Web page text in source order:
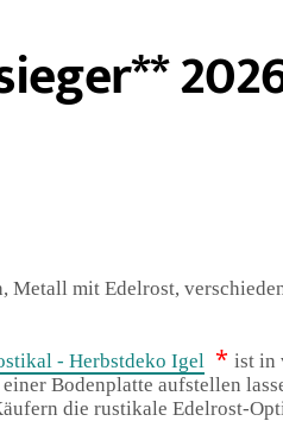
Metall mit Edelrost,
- Herbstdeko Igel * ist in
Bodenplatte aufstellen
die rustikale Edelrost-